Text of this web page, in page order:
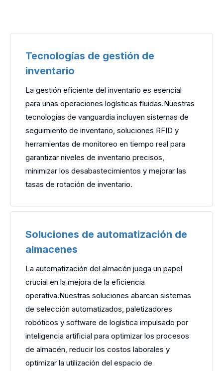
Tecnologías de gestión de
inventario
La gestión eficiente del inventario es esencial
para unas operaciones logísticas fluidas.Nuestras
tecnologías de vanguardia incluyen sistemas de
seguimiento de inventario, soluciones RFID y
herramientas de monitoreo en tiempo real para
garantizar niveles de inventario precisos,
minimizar los desabastecimientos y mejorar las
tasas de rotación de inventario.
Soluciones de automatización de
almacenes
La automatización del almacén juega un papel
crucial en la mejora de la eficiencia
operativa.Nuestras soluciones abarcan sistemas
de selección automatizados, paletizadores
robóticos y software de logística impulsado por
inteligencia artificial para optimizar los procesos
de almacén, reducir los costos laborales y
optimizar la utilización del espacio de